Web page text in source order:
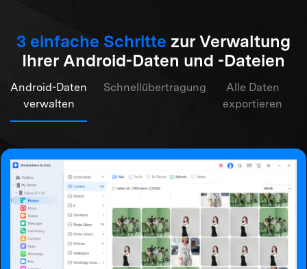
3 einfache Schritte zur Verwaltung
Ihrer Android-Daten und -Dateien
Android-Daten
verwalten
Schnellübertragung
Alle Daten
exportieren